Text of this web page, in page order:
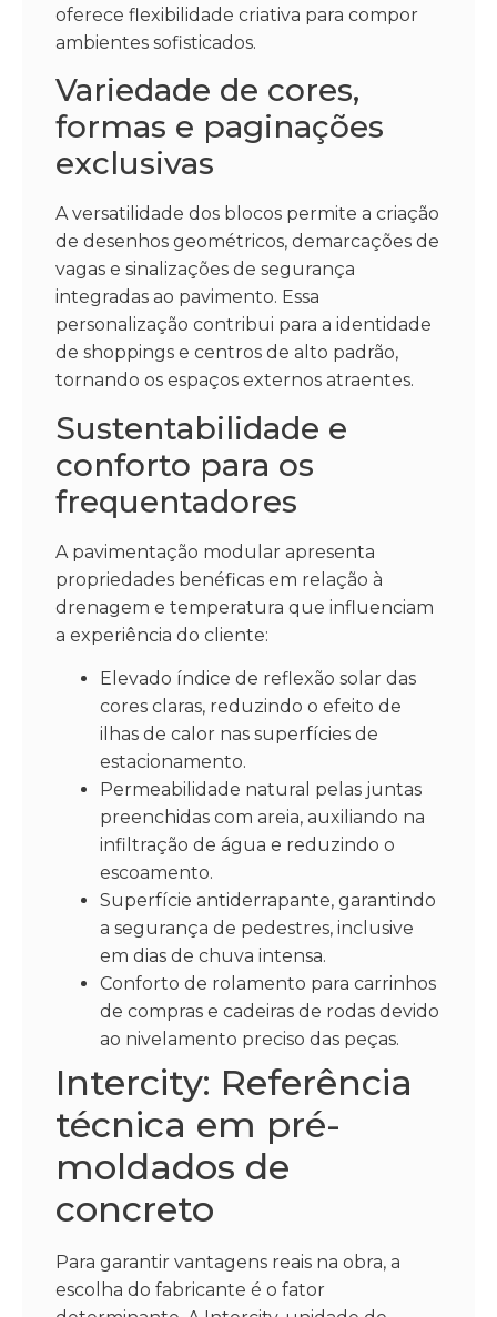
oferece flexibilidade criativa para compor
ambientes sofisticados.
Variedade de cores,
formas e paginações
exclusivas
A versatilidade dos blocos permite a criação
de desenhos geométricos, demarcações de
vagas e sinalizações de segurança
integradas ao pavimento. Essa
personalização contribui para a identidade
de shoppings e centros de alto padrão,
tornando os espaços externos atraentes.
Sustentabilidade e
conforto para os
frequentadores
A pavimentação modular apresenta
propriedades benéficas em relação à
drenagem e temperatura que influenciam
a experiência do cliente:
Elevado índice de reflexão solar das
cores claras, reduzindo o efeito de
ilhas de calor nas superfícies de
estacionamento.
Permeabilidade natural pelas juntas
preenchidas com areia, auxiliando na
infiltração de água e reduzindo o
escoamento.
Superfície antiderrapante, garantindo
a segurança de pedestres, inclusive
em dias de chuva intensa.
Conforto de rolamento para carrinhos
de compras e cadeiras de rodas devido
ao nivelamento preciso das peças.
Intercity: Referência
técnica em pré-
moldados de
concreto
Para garantir vantagens reais na obra, a
escolha do fabricante é o fator